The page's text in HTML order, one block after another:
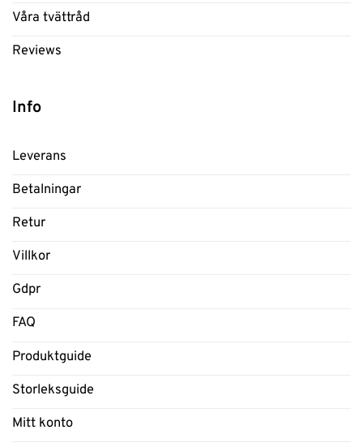
Våra tvättråd
Reviews
Info
Leverans
Betalningar
Retur
Villkor
Gdpr
FAQ
Produktguide
Storleksguide
Mitt konto